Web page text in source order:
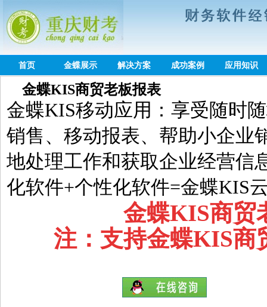
首页 金蝶展示 解决方案 成功案例 应用知识
金蝶KIS商贸老板报表
金蝶KIS移动应用：享受随时
销售、移动报表、帮助小企业
地处理工作和获取企业经营信
化软件+个性化软件=金蝶KIS
金蝶KIS商贸
注：支持金蝶KIS商